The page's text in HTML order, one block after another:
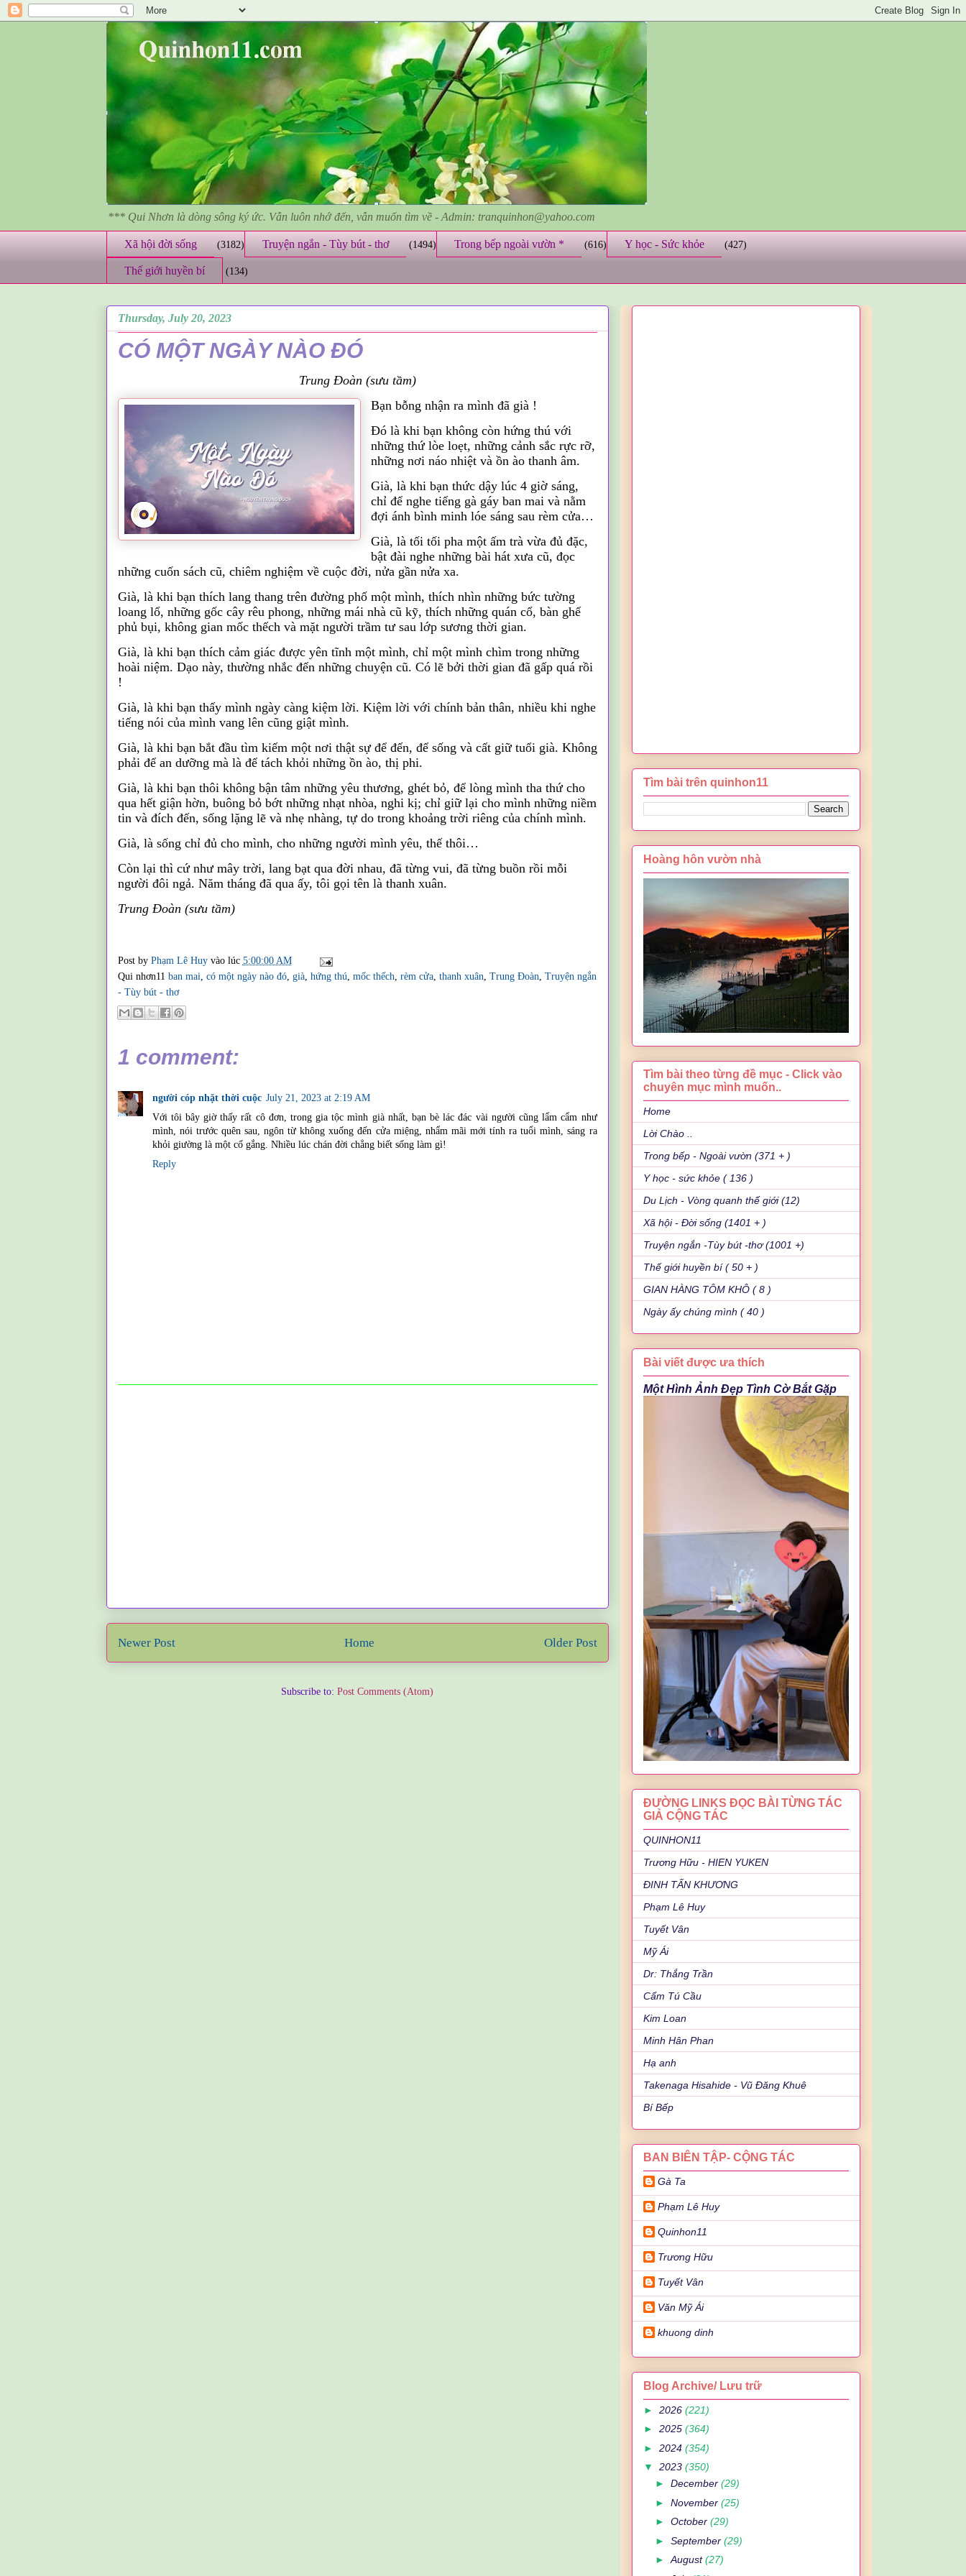
*** Qui Nhơn là dòng sông ký ức. Vẫn luôn nhớ đến, vẫn muốn tìm về - Admin: tranquinhon@yahoo.com
Xã hội đời sống (3182) Truyện ngắn - Tùy bút - thơ (1494) Trong bếp ngoài vườn * (616) Y học - Sức khỏe (427)
Thế giới huyền bí (134)
Thursday, July 20, 2023
CÓ MỘT NGÀY NÀO ĐÓ
Trung Đoàn (sưu tầm)
Bạn bỗng nhận ra mình đã già !
Đó là khi bạn không còn hứng thú với
những thứ lòe loẹt, những cảnh sắc rực rỡ,
những nơi náo nhiệt và ồn ào thanh âm.
Già, là khi bạn thức dậy lúc 4 giờ sáng,
chỉ để nghe tiếng gà gáy ban mai và nằm
đợi ánh bình minh lóe sáng sau rèm cửa…
Già, là tối tối pha một ấm trà vừa đủ đặc,
bật đài nghe những bài hát xưa cũ, đọc
những cuốn sách cũ, chiêm nghiệm về cuộc đời, nửa gần nửa xa.
Già, là khi bạn thích lang thang trên đường phố một mình, thích nhìn những bức tường
loang lổ, những gốc cây rêu phong, những mái nhà cũ kỹ, thích những quán cổ, bàn ghế
phủ bụi, không gian mốc thếch và mặt người trầm tư sau lớp sương thời gian.
Già, là khi bạn thích cảm giác được yên tĩnh một mình, chỉ một mình chìm trong những
hoài niệm. Dạo này, thường nhắc đến những chuyện cũ. Có lẽ bởi thời gian đã gấp quá rồi
!
Già, là khi bạn thấy mình ngày càng kiệm lời. Kiệm lời với chính bản thân, nhiều khi nghe
tiếng nói của mình vang lên cũng giật mình.
Già, là khi bạn bắt đầu tìm kiếm một nơi thật sự để đến, để sống và cất giữ tuổi già. Không
phải để an dưỡng mà là để tách khỏi những ồn ào, thị phi.
Già, là khi bạn thôi không bận tâm những yêu thương, ghét bỏ, để lòng mình tha thứ cho
qua hết giận hờn, buông bỏ bớt những nhạt nhòa, nghi kị; chỉ giữ lại cho mình những niềm
tin và đích đến, sống lặng lẽ và nhẹ nhàng, tự do trong khoảng trời riêng của chính mình.
Già, là sống chỉ đủ cho mình, cho những người mình yêu, thế thôi…
Còn lại thì cứ như mây trời, lang bạt qua đời nhau, đã từng vui, đã từng buồn rồi mỗi
người đôi ngả. Năm tháng đã qua ấy, tôi gọi tên là thanh xuân.
Trung Đoàn (sưu tầm)
Post by Phạm Lê Huy vào lúc 5:00:00 AM
Qui nhơn11 ban mai, có một ngày nào đó, già, hứng thú, mốc thếch, rèm cửa, thanh xuân, Trung Đoàn, Truyện ngắn
- Tùy bút - thơ
1 comment:
người cóp nhặt thời cuộc July 21, 2023 at 2:19 AM
Với tôi bây giờ thấy rất cô đơn, trong gia tộc mình già nhất, bạn bè lác đác vài người cũng lẩm cẩm như
mình, nói trước quên sau, ngôn từ không xuống đến cửa miệng, nhẩm mãi mới tính ra tuổi mình, sáng ra
khỏi giường là một cố gắng. Nhiều lúc chán đời chẳng biết sống làm gì!
Reply
Newer Post Older Post
Home
Subscribe to: Post Comments (Atom)
Tìm bài trên quinhon11
Hoàng hôn vườn nhà
Tìm bài theo từng đề mục - Click vào
chuyên mục mình muốn..
Home
Lời Chào ..
Trong bếp - Ngoài vườn (371 + )
Y học - sức khỏe ( 136 )
Du Lịch - Vòng quanh thế giới (12)
Xã hội - Đời sống (1401 + )
Truyện ngắn -Tùy bút -thơ (1001 +)
Thế giới huyền bí ( 50 + )
GIAN HÀNG TÔM KHÔ ( 8 )
Ngày ấy chúng mình ( 40 )
Bài viết được ưa thích
Một Hình Ảnh Đẹp Tình Cờ Bắt Gặp
ĐƯỜNG LINKS ĐỌC BÀI TỪNG TÁC
GIẢ CỘNG TÁC
QUINHON11
Trương Hữu - HIEN YUKEN
ĐINH TẤN KHƯƠNG
Phạm Lê Huy
Tuyết Vân
Mỹ Ái
Dr: Thắng Trần
Cẩm Tú Cầu
Kim Loan
Minh Hân Phan
Hạ anh
Takenaga Hisahide - Vũ Đăng Khuê
Bí Bếp
BAN BIÊN TẬP- CỘNG TÁC
Gà Ta
Phạm Lê Huy
Quinhon11
Trương Hữu
Tuyết Vân
Văn Mỹ Ái
khuong dinh
Blog Archive/ Lưu trữ
► 2026 (221)
► 2025 (364)
► 2024 (354)
▼ 2023 (350)
►December(29)
►November(25)
►October(29)
►September(29)
►August(27)